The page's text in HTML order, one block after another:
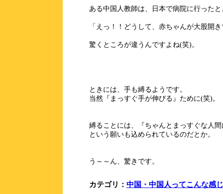
ある中国人教師は、日本で病院に行った
「えっ！！どうして、赤ちゃんが大股開
驚くところが違うんですよね(笑)。
ときには、手も縛るようです。
当然『まっすぐ手が伸びる』ために(笑)。
縛ることには、『ちゃんとまっすぐな人
という願いも込められているのだとか。
う～～ん、驚きです。
カテゴリ： 中国・中国人ってこんな感じ